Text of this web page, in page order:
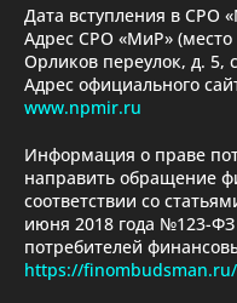
Дата вступления в СРО
Адрес СРО «МиР» (место
Орликов переулок, д. 5,
Адрес официального
www.npmir.ru
Информация о праве
направить обращение
соответствии со
июня 2018 года №123-
потребителей
https://finombudsman.ru/